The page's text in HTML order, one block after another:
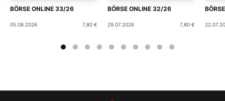
BÖRSE ONLINE 33/26
05.08.2026 7,80 €
BÖRSE ONLINE 32/26
29.07.2026 7,80 €